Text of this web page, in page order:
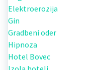
Elektroerozija
Gin
Gradbeni oder
Hipnoza
Hotel Bovec